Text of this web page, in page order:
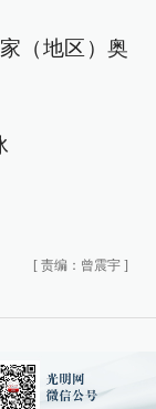
（地区）奥
[ 责编：曾震宇 ]